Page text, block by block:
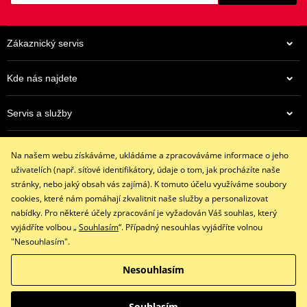
962 Kč
Na centrálním skladu v ČR
Zákaznický servis
Kde nás najdete
Servis a služby
+420 602 341 855
restaracing@email.cz
9:00 - 16:00 hod.
Facebook
Copyright © 2026 www.restaracing.cz
Všechna práva vyhrazena
Na našem webu získáváme, ukládáme a zpracováváme informace o jeho
uživatelích (např. síťové identifikátory, údaje o tom, jak procházíte naše
stránky, nebo jaký obsah vás zajímá). K tomuto účelu využíváme soubory
cookies, které nám pomáhají zkvalitnit naše služby a personalizovat
nabídky. Pro některé účely zpracování je vyžadován Váš souhlas, který
vyjádříte volbou „Souhlasím“. Případný nesouhlas vyjádříte volnou
"Nesouhlasím".
Nesouhlasím